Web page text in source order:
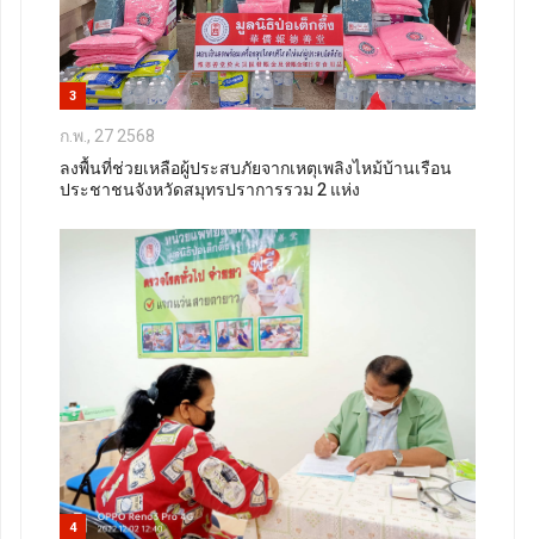
3
ก.พ., 27 2568
ลงพื้นที่ช่วยเหลือผู้ประสบภัยจากเหตุเพลิงไหม้บ้านเรือน
ประชาชนจังหวัดสมุทรปราการรวม 2 แห่ง
4